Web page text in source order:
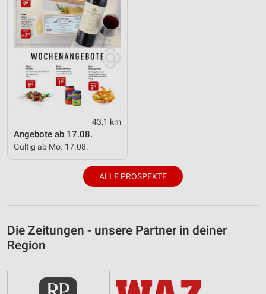
43,1 km
Angebote ab 17.08.
Gültig ab Mo. 17.08.
ALLE PROSPEKTE
Die Zeitungen - unsere Partner in deiner
Region